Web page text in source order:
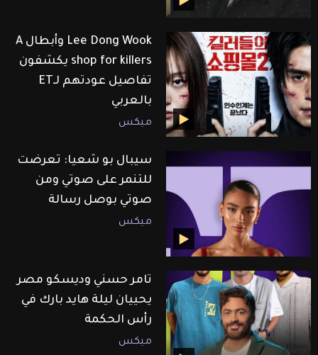
Lee Dong Wook وأبطال A
shop for killers يكشفون
تفاصيل عودتهم لـET
بالعربي
ميكس
سيبال بو شعيا: تعرضت
للتنمر على صوتي ومن
صوتي بوصل رسالة
ميكس
تامر حسني وديسكو مصر
يحييان ليلة هايد بارك في
رأس الحكمة
ميكس